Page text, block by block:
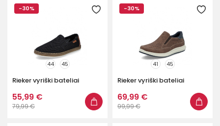
-30%
44 45
Rieker vyriški bateliai
55,99 €
79,99 €
-30%
41 45
Rieker vyriški bateliai
69,99 €
99,99 €